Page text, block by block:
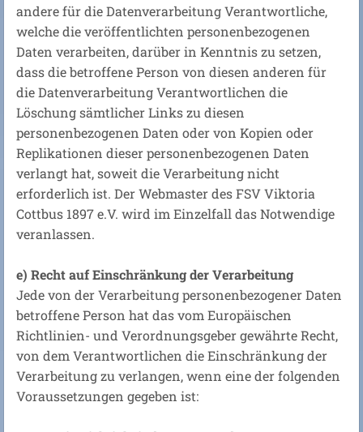
andere für die Datenverarbeitung Verantwortliche,
welche die veröffentlichten personenbezogenen
Daten verarbeiten, darüber in Kenntnis zu setzen,
dass die betroffene Person von diesen anderen für
die Datenverarbeitung Verantwortlichen die
Löschung sämtlicher Links zu diesen
personenbezogenen Daten oder von Kopien oder
Replikationen dieser personenbezogenen Daten
verlangt hat, soweit die Verarbeitung nicht
erforderlich ist. Der Webmaster des FSV Viktoria
Cottbus 1897 e.V. wird im Einzelfall das Notwendige
veranlassen.
e) Recht auf Einschränkung der Verarbeitung
Jede von der Verarbeitung personenbezogener Daten
betroffene Person hat das vom Europäischen
Richtlinien- und Verordnungsgeber gewährte Recht,
von dem Verantwortlichen die Einschränkung der
Verarbeitung zu verlangen, wenn eine der folgenden
Voraussetzungen gegeben ist: